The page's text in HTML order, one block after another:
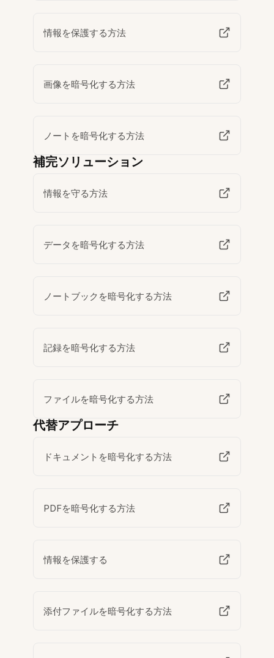
情報を保護する方法
画像を暗号化する方法
ノートを暗号化する方法
補完ソリューション
情報を守る方法
データを暗号化する方法
ノートブックを暗号化する方法
記録を暗号化する方法
ファイルを暗号化する方法
代替アプローチ
ドキュメントを暗号化する方法
PDFを暗号化する方法
情報を保護する
添付ファイルを暗号化する方法